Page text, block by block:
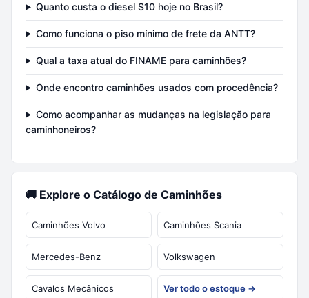
Quanto custa o diesel S10 hoje no Brasil?
Como funciona o piso mínimo de frete da ANTT?
Qual a taxa atual do FINAME para caminhões?
Onde encontro caminhões usados com procedência?
Como acompanhar as mudanças na legislação para
caminhoneiros?
🚚 Explore o Catálogo de Caminhões
Caminhões Volvo Caminhões Scania
Mercedes-Benz Volkswagen
Cavalos Mecânicos Ver todo o estoque →